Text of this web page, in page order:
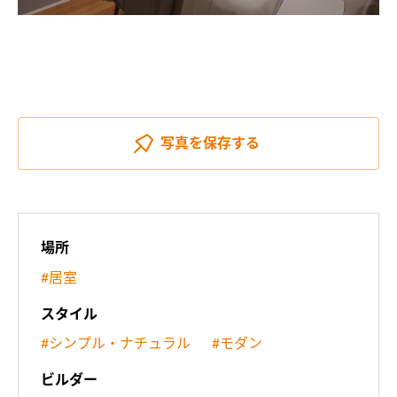
写真を保存する
場所
#居室
スタイル
#シンプル・ナチュラル #モダン
ビルダー